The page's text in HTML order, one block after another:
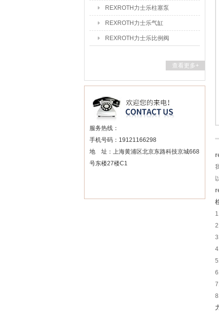
REXROTH力士乐柱塞泵
REXROTH力士乐气缸
REXROTH力士乐比例阀
查看更多+
服务热线：
手机号码：19121166298
地 址：上海黄浦区北京东路科技京城668
号东楼27楼C1